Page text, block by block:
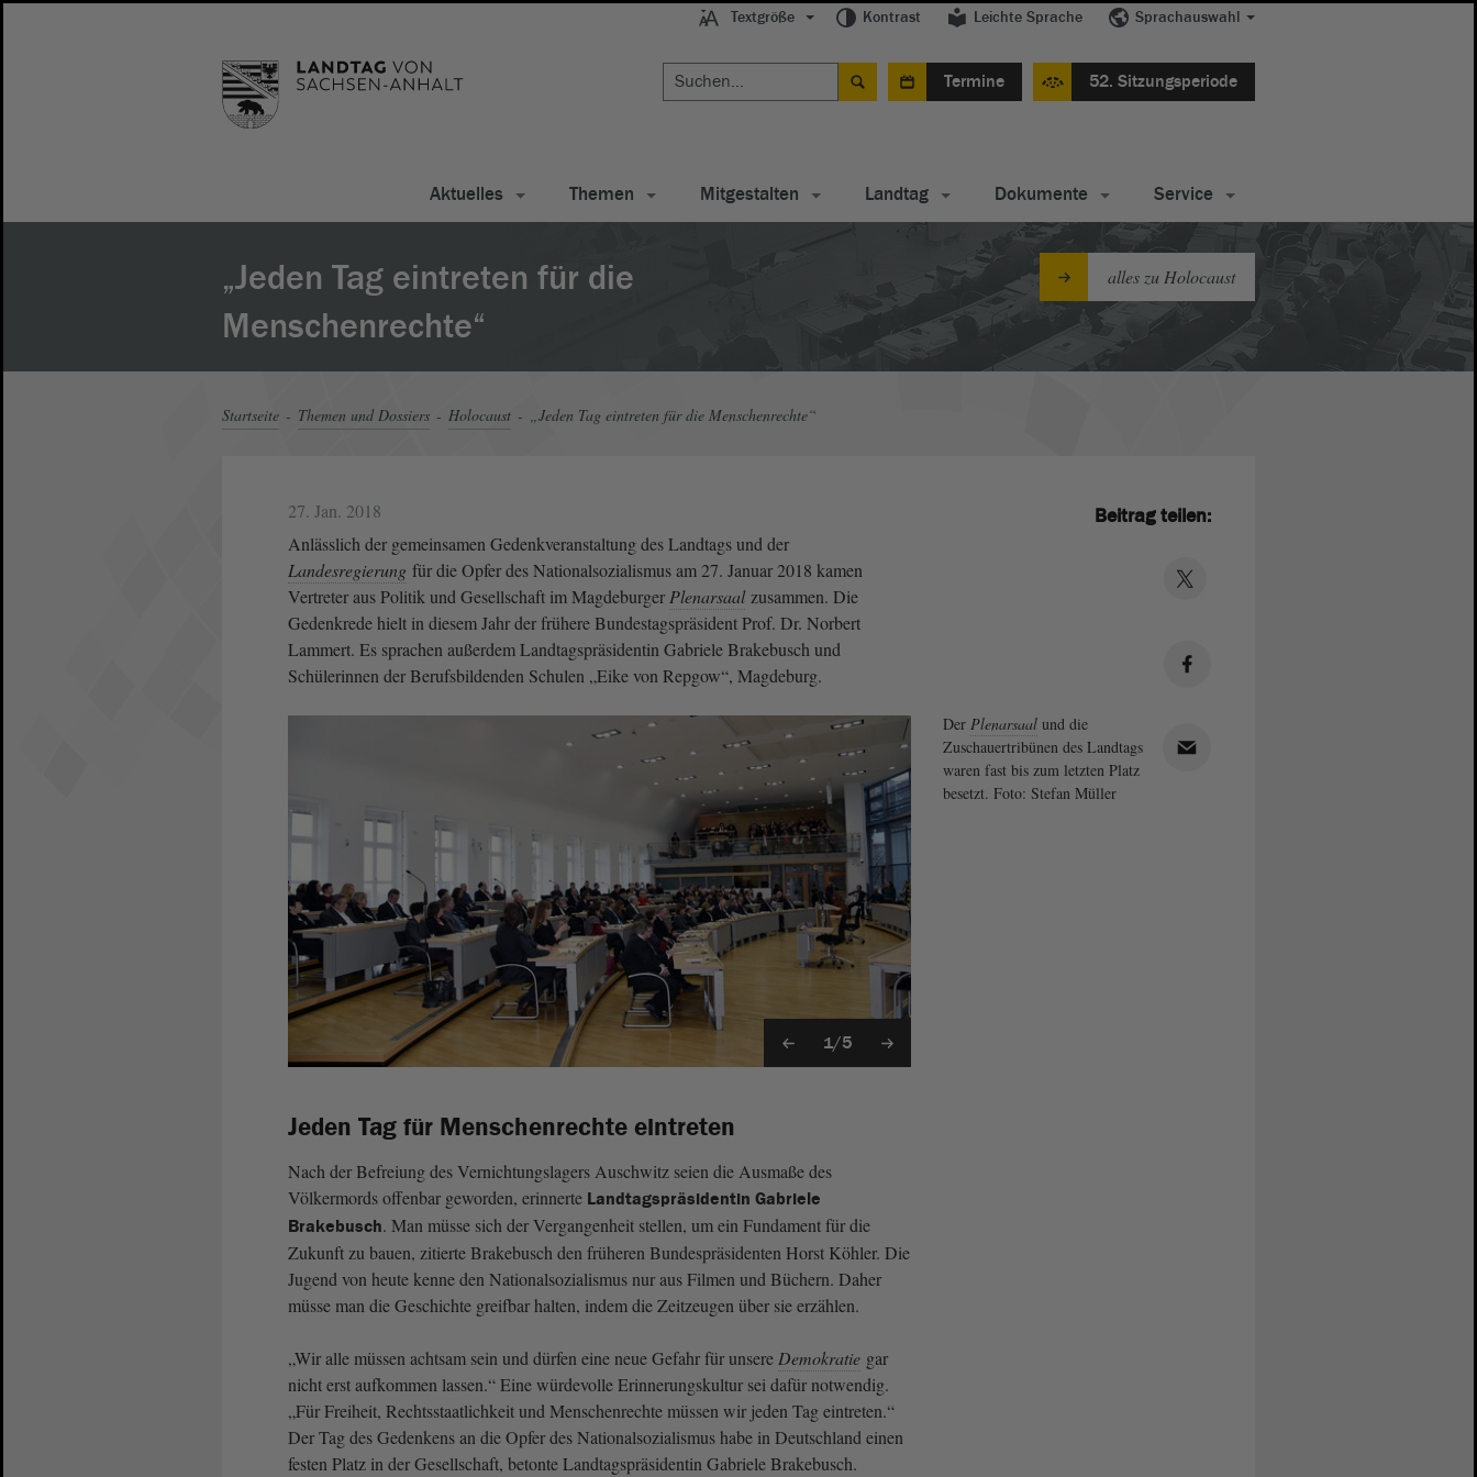
Textgröße Kontrast Leichte Sprache Sprachauswahl
Termine 52. Sitzungsperiode
Aktuelles Themen Mitgestalten Landtag Dokumente Service
„Jeden Tag eintreten für die
Menschenrechte“
alles zu Holocaust
Startseite Themen und Dossiers Holocaust „Jeden Tag eintreten für die Menschenrechte“
27. Jan. 2018
Anlässlich der gemeinsamen Gedenkveranstaltung des Landtags und der
Landesregierung für die Opfer des Nationalsozialismus am 27. Januar 2018 kamen
Vertreter aus Politik und Gesellschaft im Magdeburger Plenarsaal zusammen. Die
Gedenkrede hielt in diesem Jahr der frühere Bundestagspräsident Prof. Dr. Norbert
Lammert. Es sprachen außerdem Landtagspräsidentin Gabriele Brakebusch und
Schülerinnen der Berufsbildenden Schulen „Eike von Repgow“, Magdeburg.
1/5
Der Plenarsaalund die
Zuschauertribünen des Landtags
waren fast bis zum letzten Platz
besetzt. Foto: Stefan Müller
Jeden Tag für Menschenrechte eintreten
Nach der Befreiung des Vernichtungslagers Auschwitz seien die Ausmaße des
Völkermords offenbar geworden, erinnerte Landtagspräsidentin Gabriele
Brakebusch. Man müsse sich der Vergangenheit stellen, um ein Fundament für die
Zukunft zu bauen, zitierte Brakebusch den früheren Bundespräsidenten Horst Köhler. Die
Jugend von heute kenne den Nationalsozialismus nur aus Filmen und Büchern. Daher
müsse man die Geschichte greifbar halten, indem die Zeitzeugen über sie erzählen.
„Wir alle müssen achtsam sein und dürfen eine neue Gefahr für unsere Demokratie gar
nicht erst aufkommen lassen.“ Eine würdevolle Erinnerungskultur sei dafür notwendig.
„Für Freiheit, Rechtsstaatlichkeit und Menschenrechte müssen wir jeden Tag eintreten.“
Der Tag des Gedenkens an die Opfer des Nationalsozialismus habe in Deutschland einen
festen Platz in der Gesellschaft, betonte Landtagspräsidentin Gabriele Brakebusch.
Beitrag teilen: